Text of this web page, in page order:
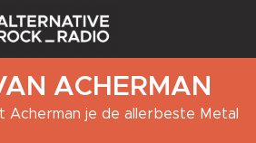
ACHERMAN
Acherman je de allerbeste Metal